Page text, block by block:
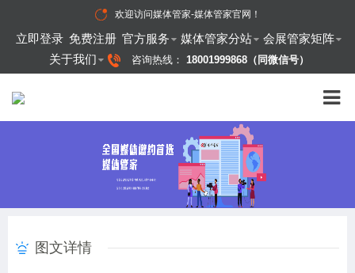
欢迎访问媒体管家-媒体管家官网 ！
立即登录 免费注册 官方服务 媒体管家分站
会展管家矩阵
关于我们
咨询热线： 18001999868（同微信号）
图文详情